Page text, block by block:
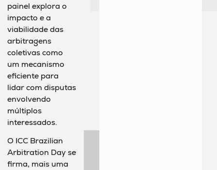
painel explora o
impacto e a
viabilidade das
arbitragens
coletivas como
um mecanismo
eficiente para
lidar com disputas
envolvendo
múltiplos
interessados.
O ICC Brazilian
Arbitration Day se
firma, mais uma